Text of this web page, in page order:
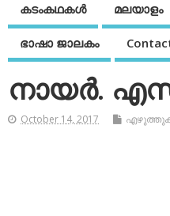
കടംകഥകള്‍ മലയാളം
ഭാഷാ ജാലകം
നായര്‍.
October 14, 2017